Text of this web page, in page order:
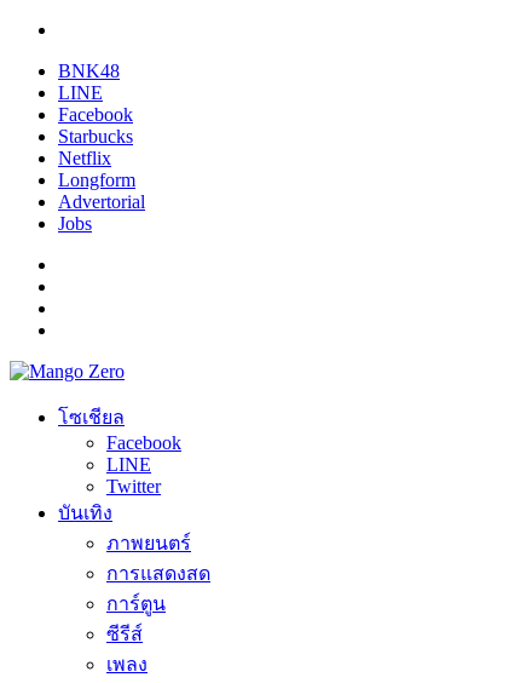
BNK48
LINE
Facebook
Starbucks
Netflix
Longform
Advertorial
Jobs
โซเชียล
Facebook
LINE
Twitter
บันเทิง
ภาพยนตร์
การแสดงสด
การ์ตูน
ซีรีส์
เพลง